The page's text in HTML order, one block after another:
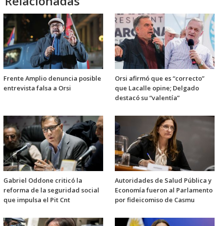
Frente Amplio denuncia posible
entrevista falsa a Orsi
Orsi afirmó que es “correcto”
que Lacalle opine; Delgado
destacó su “valentía”
Gabriel Oddone criticó la
reforma de la seguridad social
que impulsa el Pit Cnt
Autoridades de Salud Pública y
Economía fueron al Parlamento
por fideicomiso de Casmu